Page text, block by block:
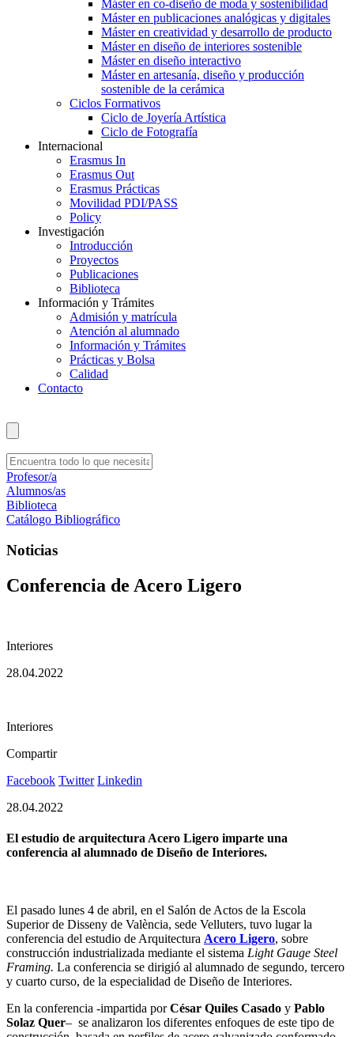
Máster en co-diseño de moda y sostenibilidad
Máster en publicaciones analógicas y digitales
Máster en creatividad y desarrollo de producto
Máster en diseño de interiores sostenible
Máster en diseño interactivo
Máster en artesanía, diseño y producción
sostenible de la cerámica
Ciclos Formativos
Ciclo de Joyería Artística
Ciclo de Fotografía
Internacional
Erasmus In
Erasmus Out
Erasmus Prácticas
Movilidad PDI/PASS
Policy
Investigación
Introducción
Proyectos
Publicaciones
Biblioteca
Información y Trámites
Admisión y matrícula
Atención al alumnado
Información y Trámites
Prácticas y Bolsa
Calidad
Contacto
Profesor/a
Alumnos/as
Biblioteca
Catálogo Bibliográfico
Noticias
Conferencia de Acero Ligero
Interiores
28.04.2022
Interiores
Compartir
Facebook Twitter Linkedin
28.04.2022
El estudio de arquitectura Acero Ligero imparte una
conferencia al alumnado de Diseño de Interiores.
El pasado lunes 4 de abril, en el Salón de Actos de la Escola
Superior de Disseny de València, sede Velluters, tuvo lugar la
conferencia del estudio de Arquitectura Acero Ligero, sobre
construcción industrializada mediante el sistema Light Gauge Steel
Framing. La conferencia se dirigió al alumnado de segundo, tercero
y cuarto curso, de la especialidad de Diseño de Interiores.
En la conferencia -impartida porCésar Quiles Casado y Pablo
Solaz Quer– se analizaron los diferentes enfoques de este tipo de